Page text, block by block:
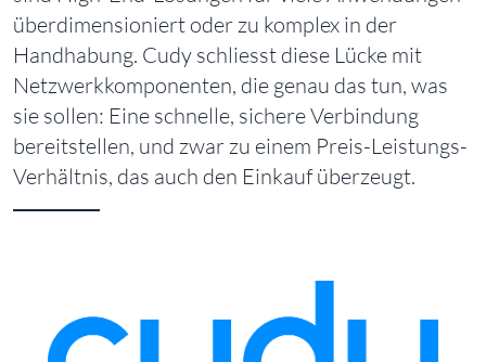
überdimensioniert oder zu komplex in der
Handhabung. Cudy schliesst diese Lücke mit
Netzwerkkomponenten, die genau das tun, was
sie sollen: Eine schnelle, sichere Verbindung
bereitstellen, und zwar zu einem Preis-Leistungs-
Verhältnis, das auch den Einkauf überzeugt.